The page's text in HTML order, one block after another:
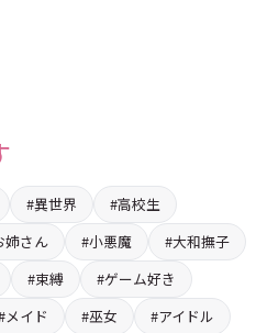
#異世界
#高校生
姉さん #小悪魔
#大和撫子
#束縛
#ゲーム好き
メイド #巫女
#アイドル